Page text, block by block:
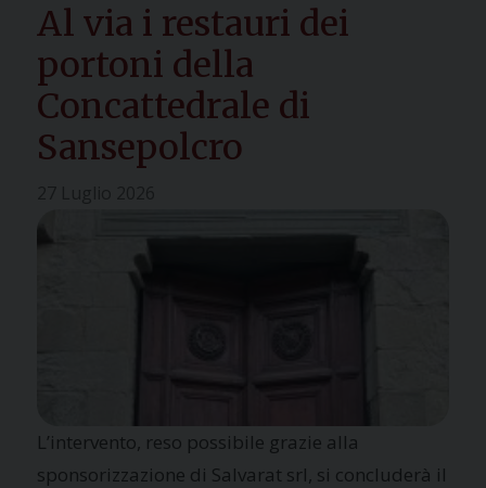
Al via i restauri dei
portoni della
Concattedrale di
Sansepolcro
L’intervento, reso possibile grazie alla
sponsorizzazione di Salvarat srl, si concluderà il